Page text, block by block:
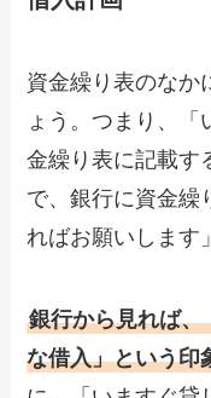
資金繰り表のなか
ょう。つまり、「
金繰り表に記載す
で、銀行に資金繰
ればお願いします
銀行から見れば、
な借入」という印